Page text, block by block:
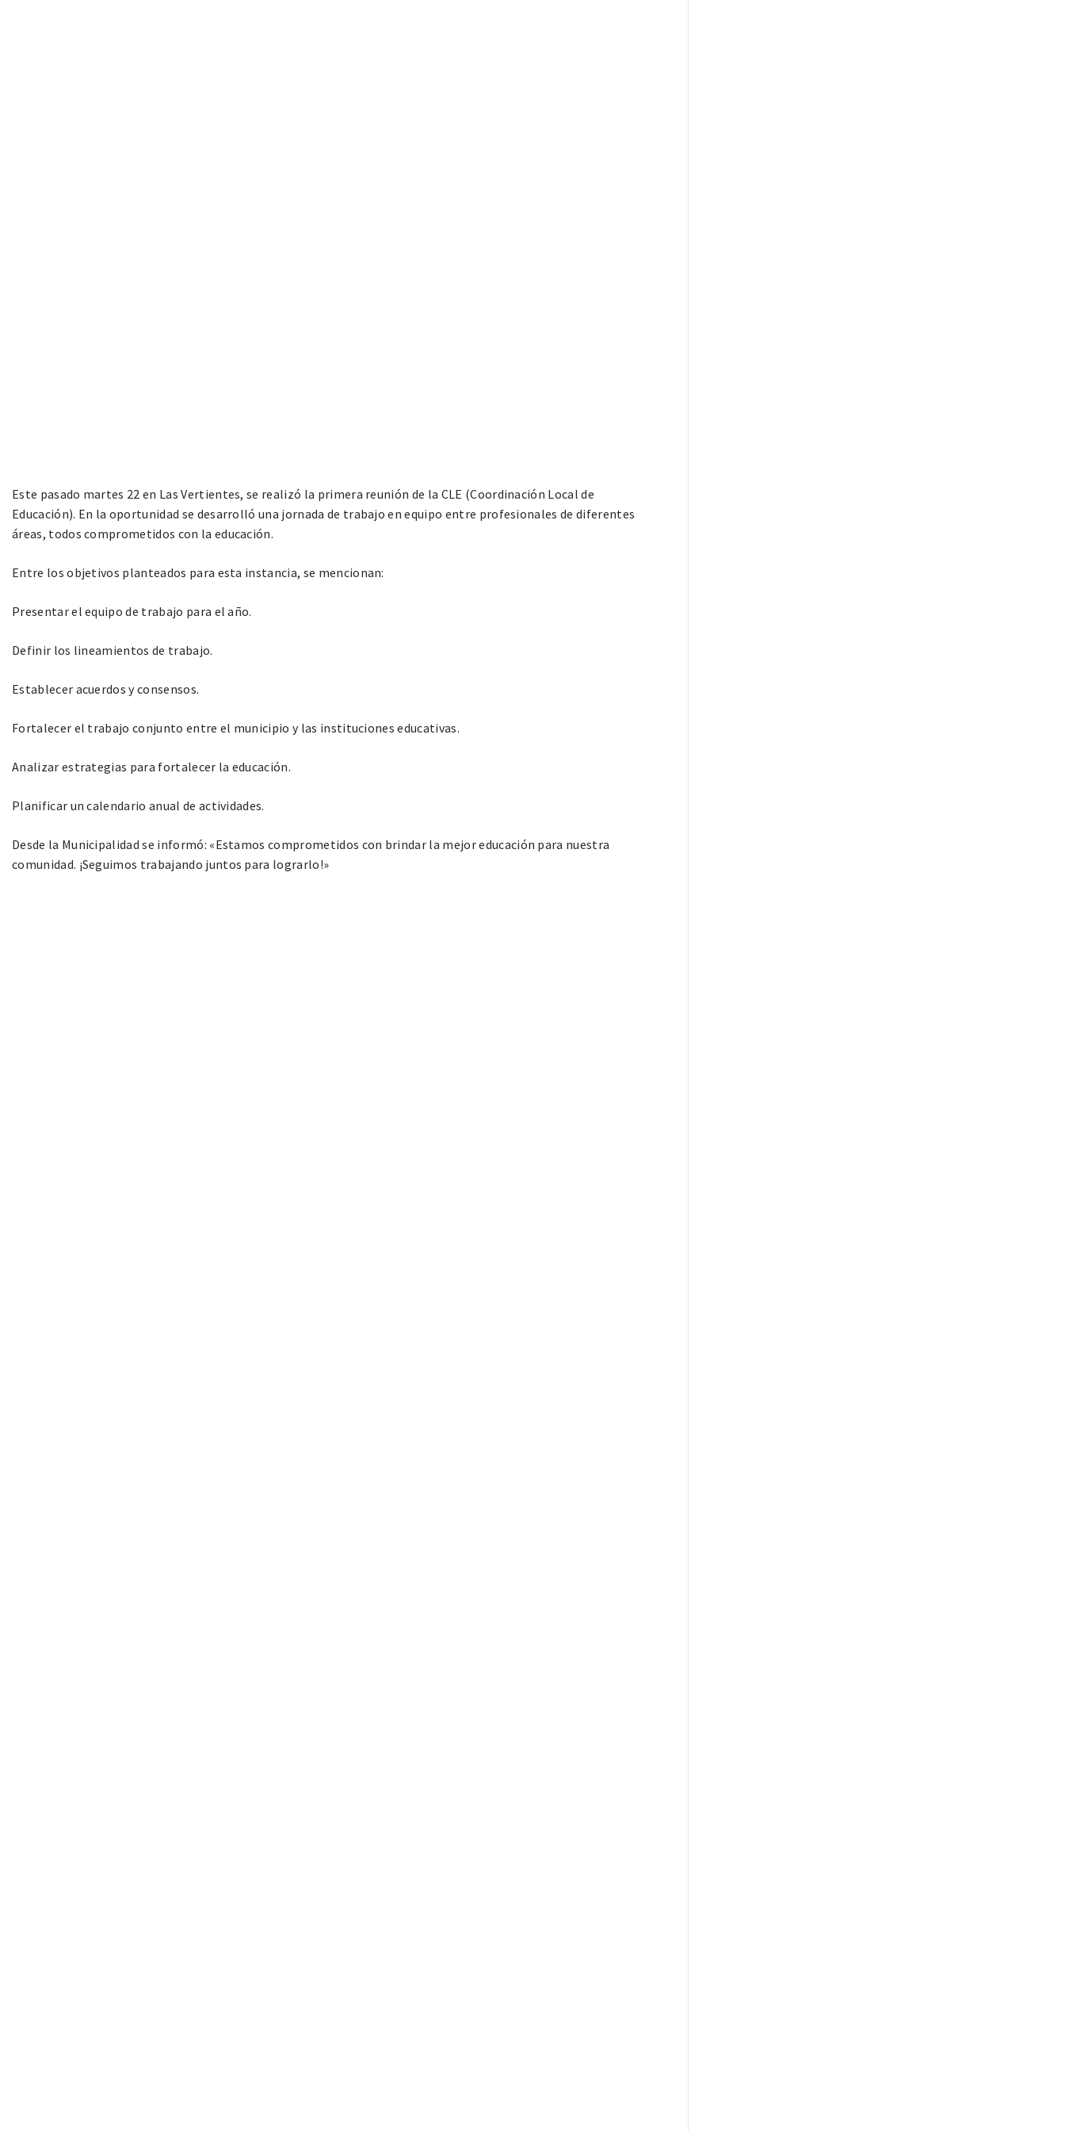
Este pasado martes 22 en Las Vertientes, se realizó la primera reunión de la CLE (Coordinación Local de
Educación). En la oportunidad se desarrolló una jornada de trabajo en equipo entre profesionales de diferentes
áreas, todos comprometidos con la educación.
Entre los objetivos planteados para esta instancia, se mencionan:
Presentar el equipo de trabajo para el año.
Definir los lineamientos de trabajo.
Establecer acuerdos y consensos.
Fortalecer el trabajo conjunto entre el municipio y las instituciones educativas.
Analizar estrategias para fortalecer la educación.
Planificar un calendario anual de actividades.
Desde la Municipalidad se informó: «Estamos comprometidos con brindar la mejor educación para nuestra
comunidad. ¡Seguimos trabajando juntos para lograrlo!»